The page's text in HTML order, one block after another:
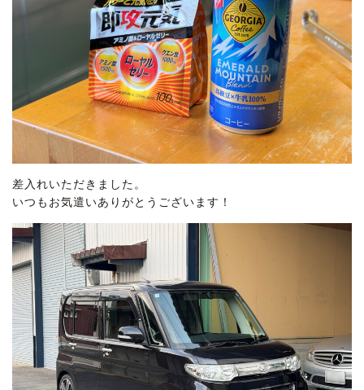
差入れいただきました。
いつもお気遣いありがとうございます！